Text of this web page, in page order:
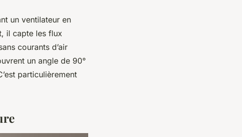
un ventilateur en
il capte les flux
courants d’air
un angle de 90°
particulièrement